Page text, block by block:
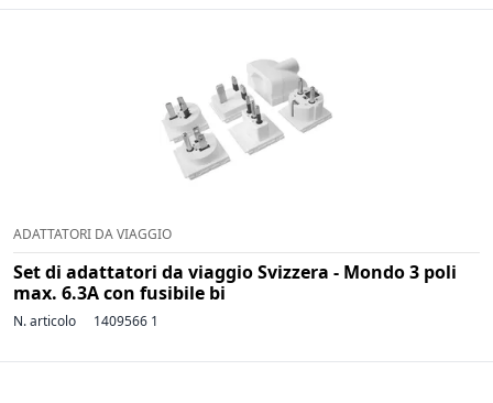
ADATTATORI DA VIAGGIO
Set di adattatori da viaggio Svizzera - Mondo 3 poli
max. 6.3A con fusibile bi
N. articolo 1409566 1